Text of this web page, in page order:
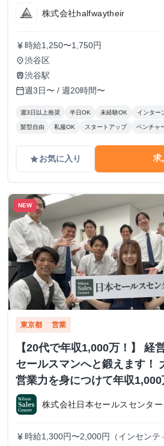
株式会社halfwaytheir
currency_yen 時給1,250〜1,750円
place渋谷区
train渋谷駅
calendar_today週3日〜 / 週20時間〜
週3日以上推奨 半日OK 未経験OK インター
髪型自由 私服OK スタートアップ ベンチャ
gradeお気に入り 求
NEW
東京都 営業
【20代で年収1,000万！】 経
セールスマンへと鍛えます！
営業力を身につけて年収
せんか？ ※当社直結内定あり
可 #1.2年生可 - 株式会社日本
の長期・有給インターンシップ
株式会社日本セールスセンター
currency_yen 時給1,300円〜2,000円（インセンテ